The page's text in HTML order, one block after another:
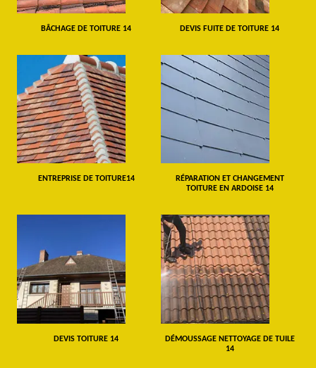
BÂCHAGE DE TOITURE 14 DEVIS FUITE DE TOITURE 14
ENTREPRISE DE TOITURE14
RÉPARATION ET CHANGEMENT
TOITURE EN ARDOISE 14
DEVIS TOITURE 14
DÉMOUSSAGE NETTOYAGE DE TUILE
14